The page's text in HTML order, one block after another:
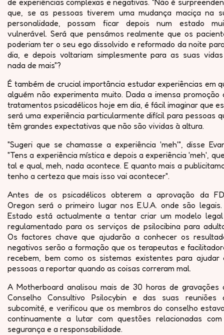
de experiências complexas e negativas. "Não é
que, se as pessoas tiverem uma mudança maciça na
personalidade, possam ficar depois num estado
vulnerável. Será que pensámos realmente que os
poderiam ter o seu ego dissolvido e reformado da noite
dia, e depois voltariam simplesmente para as suas
nada de mais"?
É também de crucial importância estudar experiências em
alguém não experimenta muito. Dada a imensa promoção
tratamentos psicadélicos hoje em dia, é fácil imaginar que
será uma experiência particularmente difícil para pessoas
têm grandes expectativas que não são vividas à altura.
"Sugeri que se chamasse a experiência 'meh'", disse
"Tens a experiência mística e depois a experiência 'meh',
tal e qual, meh, nada acontece. E quanto mais a
tenho a certeza que mais isso vai acontecer".
Antes de os psicadélicos obterem a aprovação da
Oregon será o primeiro lugar nos E.U.A. onde são
Estado está actualmente a tentar criar um modelo
regulamentado para os serviços de psilocibina para
Os factores chave que ajudarão a conhecer os
negativos serão a formação que os terapeutas e
recebem, bem como os sistemas existentes para ajudar
pessoas a reportar quando as coisas correram mal.
A Motherboard analisou mais de 30 horas de gravações
Conselho Consultivo Psilocybin e das suas reuniões
subcomité, e verificou que os membros do conselho
continuamente a lutar com questões relacionadas
segurança e a responsabilidade.